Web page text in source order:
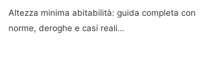
Altezza minima abitabilità: guida completa con
norme, deroghe e casi reali…